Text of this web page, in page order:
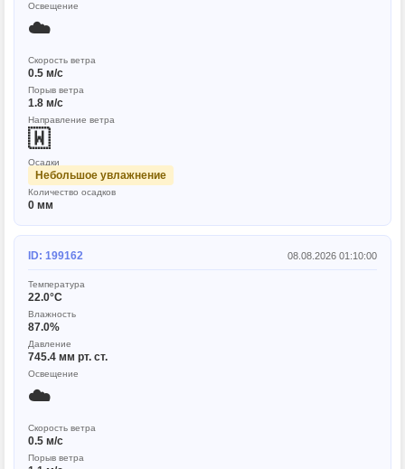
Освещение
☁️
Скорость ветра
0.5 м/с
Порыв ветра
1.8 м/с
Направление ветра
🇼
Осадки
Небольшое увлажнение
Количество осадков
0 мм
ID: 199162 08.08.2026 01:10:00
Температура
22.0°C
Влажность
87.0%
Давление
745.4 мм рт. ст.
Освещение
☁️
Скорость ветра
0.5 м/с
Порыв ветра